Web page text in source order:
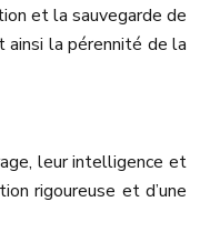
et la sauvegarde de
la pérennité de la
leur intelligence et
rigoureuse et d’une